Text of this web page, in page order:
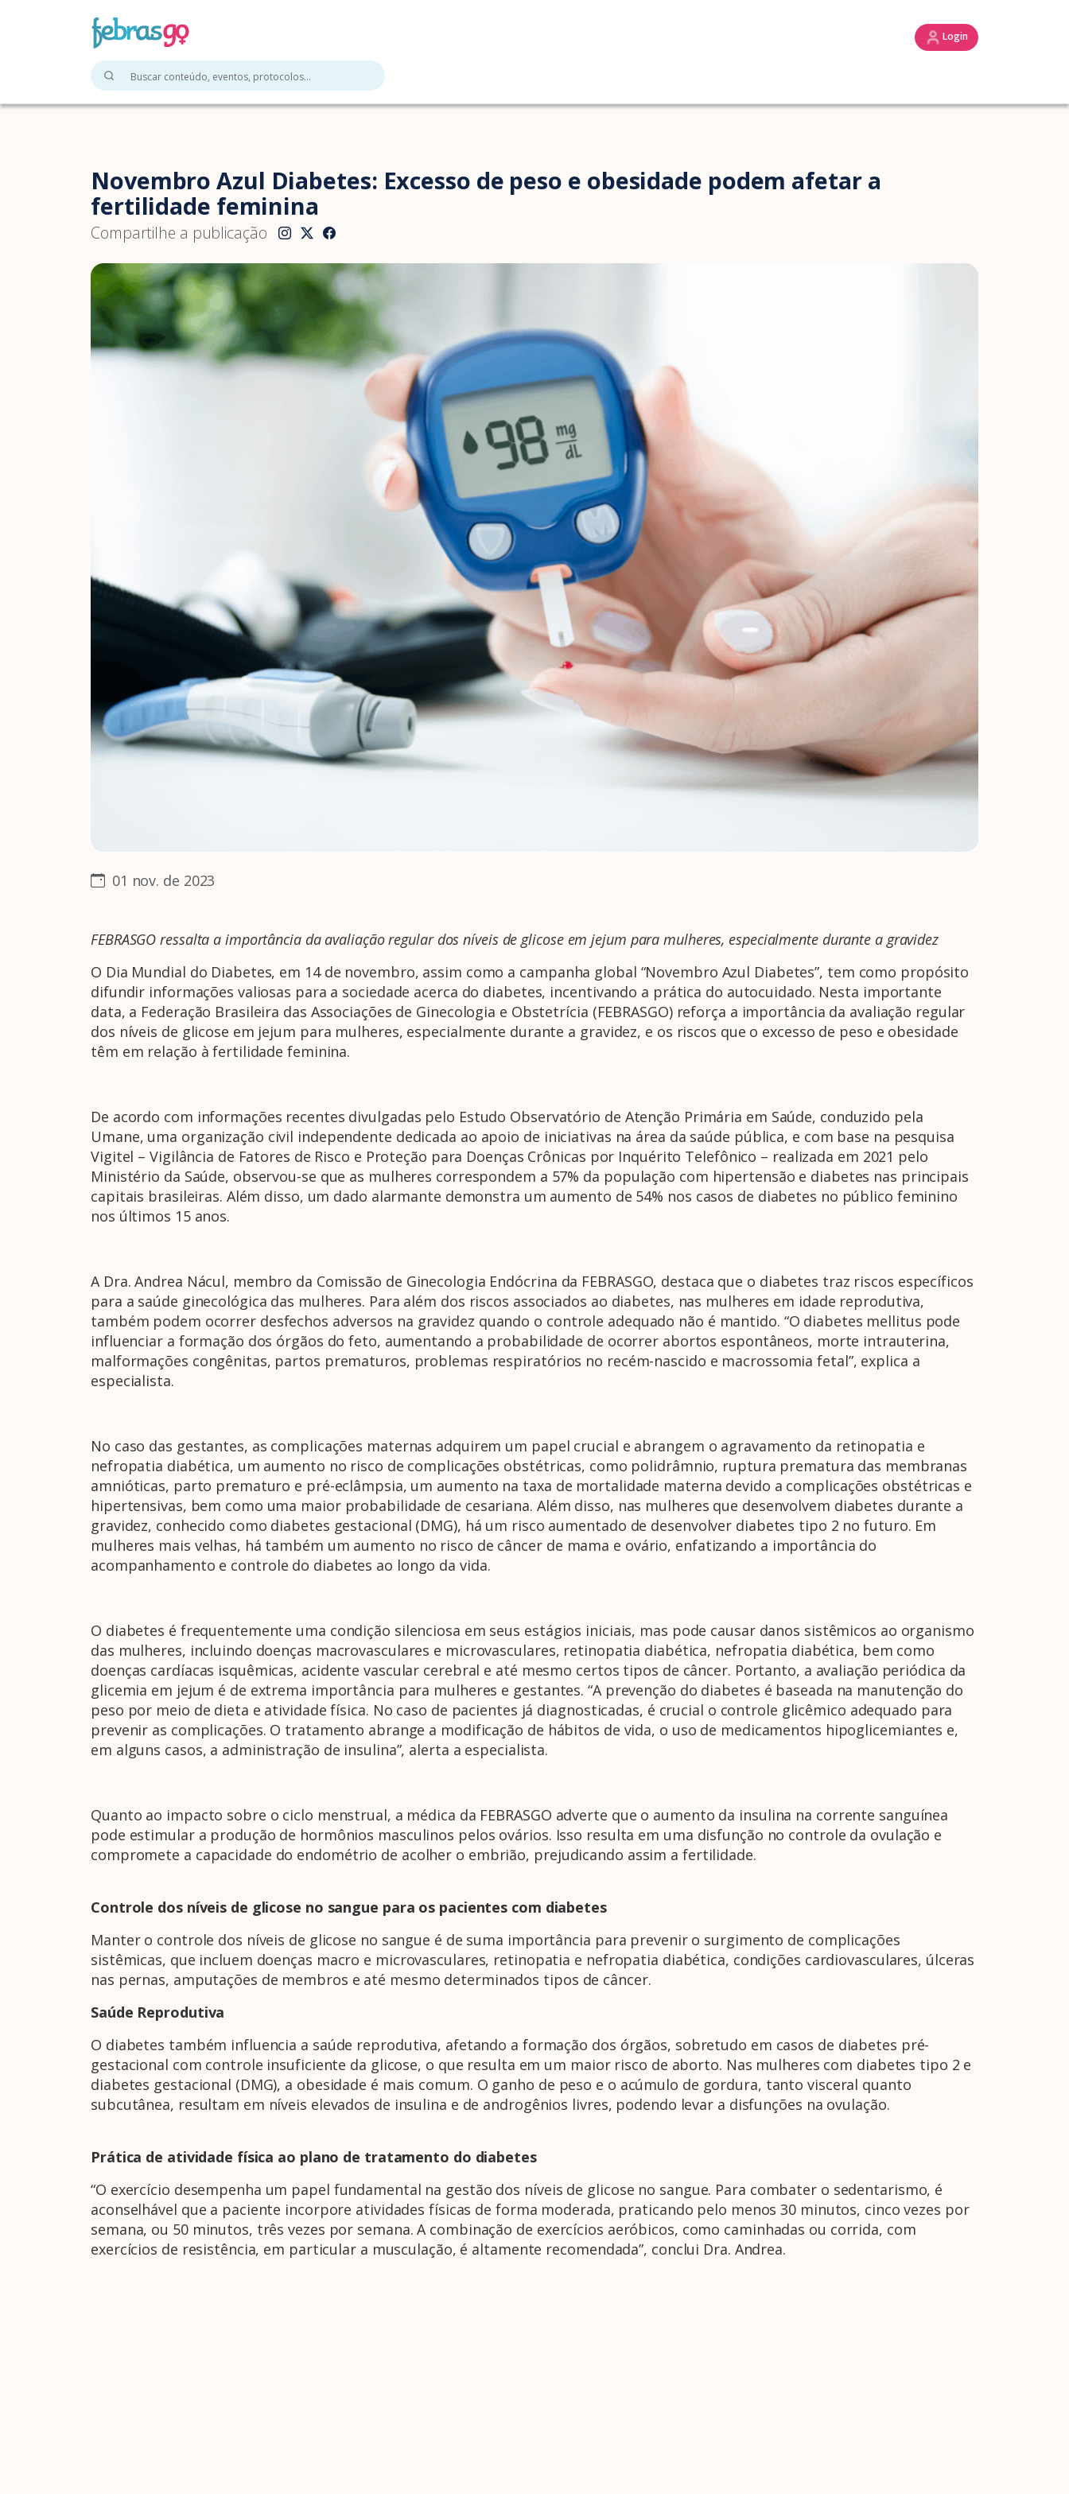
Login
A Febrasgo Ensino
Novembro Azul Diabetes: Excesso de peso e obesidade podem afetar a
fertilidade feminina
Compartilhe a publicação
01 nov. de 2023
FEBRASGO ressalta a importância da avaliação regular dos níveis de glicose em jejum para mulheres, especialmente durante a gravidez
O Dia Mundial do Diabetes, em 14 de novembro, assim como a campanha global “Novembro Azul Diabetes”, tem como propósito
difundir informações valiosas para a sociedade acerca do diabetes, incentivando a prática do autocuidado. Nesta importante
data, a Federação Brasileira das Associações de Ginecologia e Obstetrícia (FEBRASGO) reforça a importância da avaliação regular
dos níveis de glicose em jejum para mulheres, especialmente durante a gravidez, e os riscos que o excesso de peso e obesidade
têm em relação à fertilidade feminina.
De acordo com informações recentes divulgadas pelo Estudo Observatório de Atenção Primária em Saúde, conduzido pela
Umane, uma organização civil independente dedicada ao apoio de iniciativas na área da saúde pública, e com base na pesquisa
Vigitel – Vigilância de Fatores de Risco e Proteção para Doenças Crônicas por Inquérito Telefônico – realizada em 2021 pelo
Ministério da Saúde, observou-se que as mulheres correspondem a 57% da população com hipertensão e diabetes nas principais
capitais brasileiras. Além disso, um dado alarmante demonstra um aumento de 54% nos casos de diabetes no público feminino
nos últimos 15 anos.
A Dra. Andrea Nácul, membro da Comissão de Ginecologia Endócrina da FEBRASGO, destaca que o diabetes traz riscos específicos
para a saúde ginecológica das mulheres. Para além dos riscos associados ao diabetes, nas mulheres em idade reprodutiva,
também podem ocorrer desfechos adversos na gravidez quando o controle adequado não é mantido. “O diabetes mellitus pode
influenciar a formação dos órgãos do feto, aumentando a probabilidade de ocorrer abortos espontâneos, morte intrauterina,
malformações congênitas, partos prematuros, problemas respiratórios no recém-nascido e macrossomia fetal”, explica a
especialista.
No caso das gestantes, as complicações maternas adquirem um papel crucial e abrangem o agravamento da retinopatia e
nefropatia diabética, um aumento no risco de complicações obstétricas, como polidrâmnio, ruptura prematura das membranas
amnióticas, parto prematuro e pré-eclâmpsia, um aumento na taxa de mortalidade materna devido a complicações obstétricas e
hipertensivas, bem como uma maior probabilidade de cesariana. Além disso, nas mulheres que desenvolvem diabetes durante a
gravidez, conhecido como diabetes gestacional (DMG), há um risco aumentado de desenvolver diabetes tipo 2 no futuro. Em
mulheres mais velhas, há também um aumento no risco de câncer de mama e ovário, enfatizando a importância do
acompanhamento e controle do diabetes ao longo da vida.
O diabetes é frequentemente uma condição silenciosa em seus estágios iniciais, mas pode causar danos sistêmicos ao organismo
das mulheres, incluindo doenças macrovasculares e microvasculares, retinopatia diabética, nefropatia diabética, bem como
doenças cardíacas isquêmicas, acidente vascular cerebral e até mesmo certos tipos de câncer. Portanto, a avaliação periódica da
glicemia em jejum é de extrema importância para mulheres e gestantes. “A prevenção do diabetes é baseada na manutenção do
peso por meio de dieta e atividade física. No caso de pacientes já diagnosticadas, é crucial o controle glicêmico adequado para
prevenir as complicações. O tratamento abrange a modificação de hábitos de vida, o uso de medicamentos hipoglicemiantes e,
em alguns casos, a administração de insulina”, alerta a especialista.
Quanto ao impacto sobre o ciclo menstrual, a médica da FEBRASGO adverte que o aumento da insulina na corrente sanguínea
pode estimular a produção de hormônios masculinos pelos ovários. Isso resulta em uma disfunção no controle da ovulação e
compromete a capacidade do endométrio de acolher o embrião, prejudicando assim a fertilidade.
Controle dos níveis de glicose no sangue para os pacientes com diabetes
Manter o controle dos níveis de glicose no sangue é de suma importância para prevenir o surgimento de complicações
sistêmicas, que incluem doenças macro e microvasculares, retinopatia e nefropatia diabética, condições cardiovasculares, úlceras
nas pernas, amputações de membros e até mesmo determinados tipos de câncer.
Saúde Reprodutiva
O diabetes também influencia a saúde reprodutiva, afetando a formação dos órgãos, sobretudo em casos de diabetes pré-
gestacional com controle insuficiente da glicose, o que resulta em um maior risco de aborto. Nas mulheres com diabetes tipo 2 e
diabetes gestacional (DMG), a obesidade é mais comum. O ganho de peso e o acúmulo de gordura, tanto visceral quanto
subcutânea, resultam em níveis elevados de insulina e de androgênios livres, podendo levar a disfunções na ovulação.
Prática de atividade física ao plano de tratamento do diabetes
“O exercício desempenha um papel fundamental na gestão dos níveis de glicose no sangue. Para combater o sedentarismo, é
aconselhável que a paciente incorpore atividades físicas de forma moderada, praticando pelo menos 30 minutos, cinco vezes por
semana, ou 50 minutos, três vezes por semana. A combinação de exercícios aeróbicos, como caminhadas ou corrida, com
exercícios de resistência, em particular a musculação, é altamente recomendada”, conclui Dra. Andrea.